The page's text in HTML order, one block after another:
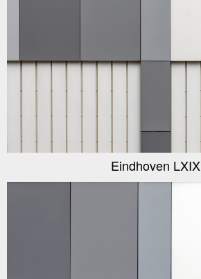
Eindhoven LXIX